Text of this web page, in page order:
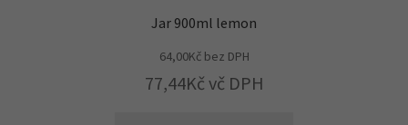
Jar 900ml lemon
64,00Kčbez DPH
77,44Kč vč DPH